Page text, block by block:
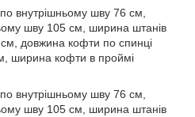
внутрішньому шву 76 см,
шву 105 см, ширина штанів
см, довжина кофти по спинці
ширина кофти в проймі
внутрішньому шву 76 см,
шву 105 см, ширина штанів